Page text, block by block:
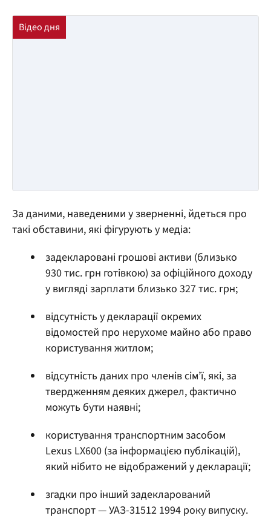
За даними, наведеними у зверненні, йдеться про
такі обставини, які фігурують у медіа:
задекларовані грошові активи (близько
930 тис. грн готівкою) за офіційного доходу
у вигляді зарплати близько 327 тис. грн;
відсутність у декларації окремих
відомостей про нерухоме майно або право
користування житлом;
відсутність даних про членів сім’ї, які, за
твердженням деяких джерел, фактично
можуть бути наявні;
користування транспортним засобом
Lexus LX600 (за інформацією публікацій),
який нібито не відображений у декларації;
згадки про інший задекларований
транспорт — УАЗ-31512 1994 року випуску.